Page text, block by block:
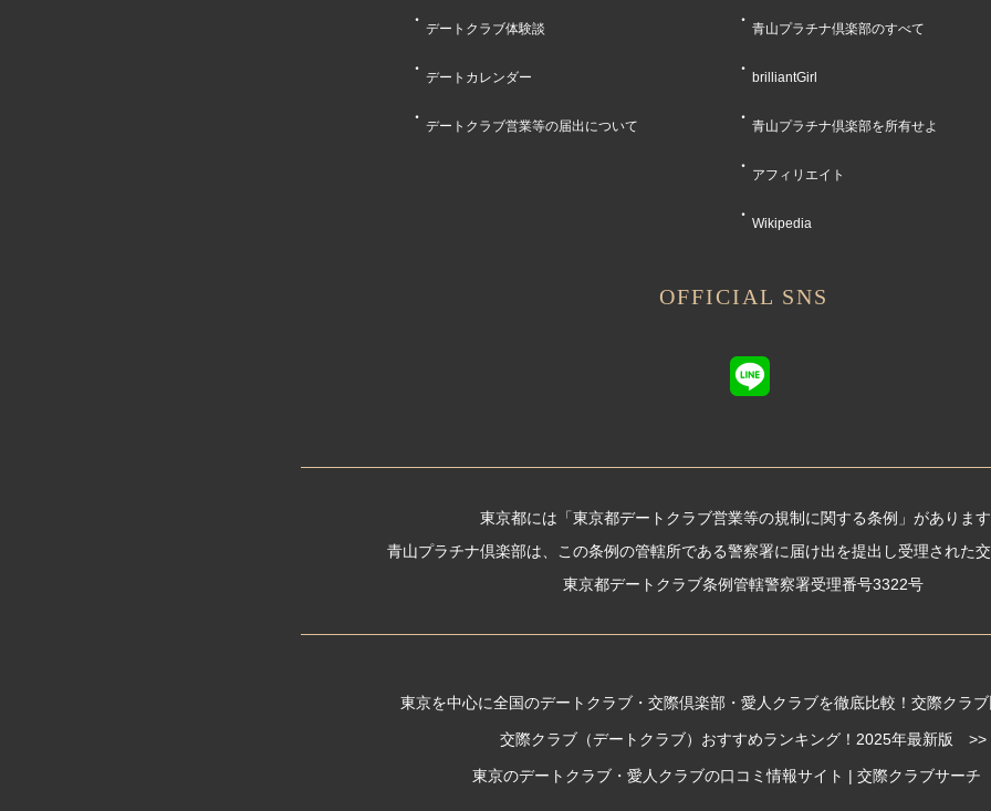
デートクラブ体験談
デートカレンダー
デートクラブ営業等の届出について
青山プラチナ倶楽部のすべて
brilliantGirl
青山プラチナ倶楽部を所有せよ
アフィリエイト
Wikipedia
OFFICIAL SNS
東京都には「東京都デートクラブ営業等の規制に関する条例」があります
青山プラチナ倶楽部は、この条例の管轄所である警察署に届け出を提出し受理された交
東京都デートクラブ条例管轄警察署受理番号3322号
東京を中心に全国のデートクラブ・交際倶楽部・愛人クラブを徹底比較！交際クラ
交際クラブ（デートクラブ）おすすめランキング！2025年最新版 >>
東京のデートクラブ・愛人クラブの口コミ情報サイト | 交際クラブサー